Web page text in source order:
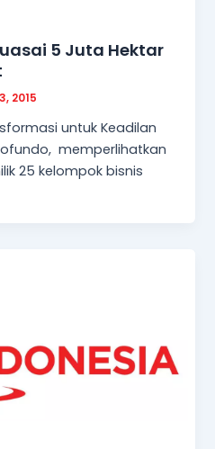
5 Juta Hektar
2015
untuk Keadilan
memperlihatkan
25 kelompok bisnis